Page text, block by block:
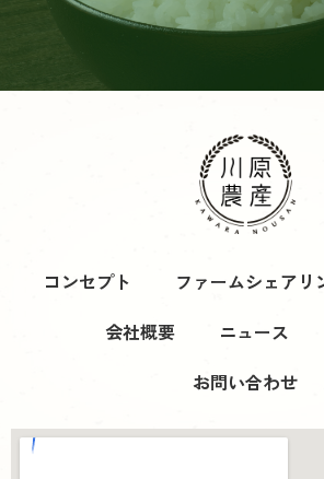
コンセプト ファームシェアリ
会社概要
ニュース
お問い合わせ